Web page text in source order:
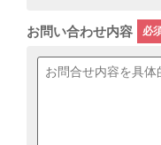
お問い合わせ内容